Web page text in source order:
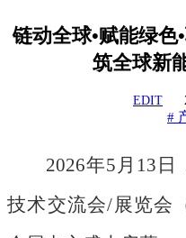
链动全球•赋能绿色
筑全球新
EDIT
#
2026年5月13
技术交流会/展览会